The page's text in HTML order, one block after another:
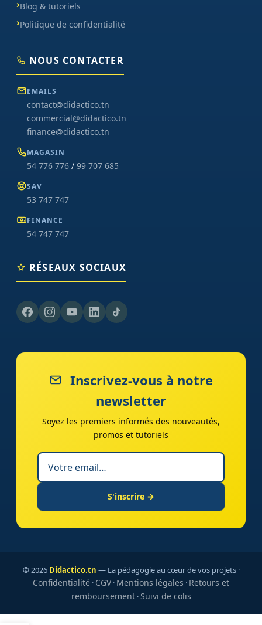
Blog & tutoriels
Politique de confidentialité
NOUS CONTACTER
EMAILS
contact@didactico.tn
commercial@didactico.tn
finance@didactico.tn
MAGASIN
54 776 776 / 99 707 685
SAV
53 747 747
FINANCE
54 747 747
RÉSEAUX SOCIAUX
Inscrivez-vous à notre
newsletter
Soyez les premiers informés des nouveautés,
promos et tutoriels
S'inscrire →
© 2026 Didactico.tn — La pédagogie au cœur de vos projets ·
Confidentialité · CGV· Mentions légales · Retours et
remboursement·Suivi de colis